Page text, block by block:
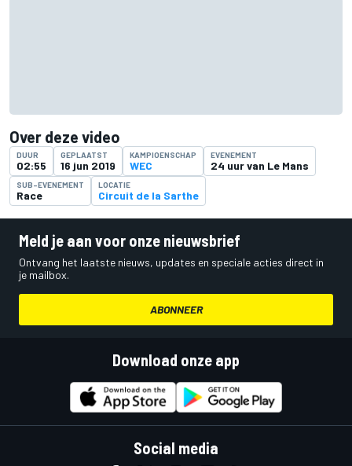
Over deze video
DUUR
02:55
GEPLAATST
16 jun 2019
KAMPIOENSCHAP
WEC
EVENEMENT
24 uur van Le Mans
SUB-EVENEMENT
Race
LOCATIE
Circuit de la Sarthe
Meld je aan voor onze nieuwsbrief
Ontvang het laatste nieuws, updates en speciale acties direct in
je mailbox.
ABONNEER
Download onze app
Social media